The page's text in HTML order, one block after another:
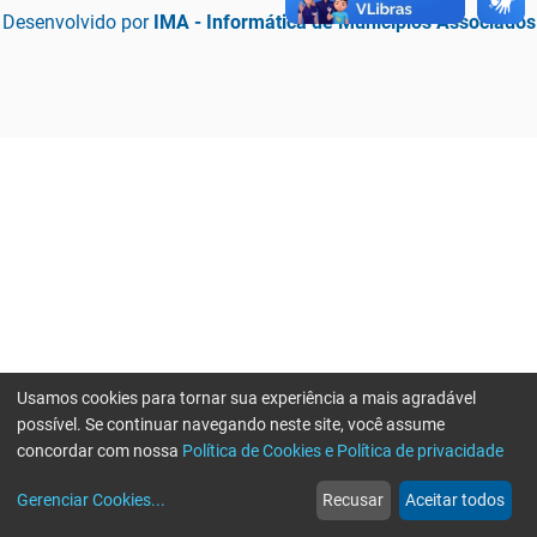
Desenvolvido por IMA - Informática de Municípios Associados
web
Notícias
more_horiz
Mais
Usamos cookies para tornar sua experiência a mais agradável
possível. Se continuar navegando neste site, você assume
concordar com nossa Política de Cookies e Política de privacidade
Gerenciar Cookies... Recusar Aceitar todos
Erro ao enviar informações, por favor tente novamente